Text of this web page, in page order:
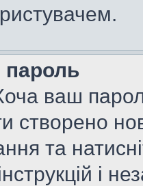
пароль
ваш
створено
та
і